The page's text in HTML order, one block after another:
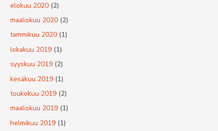
elokuu 2020 (2)
maaliskuu 2020 (2)
tammikuu 2020 (1)
lokakuu 2019 (1)
syyskuu 2019 (2)
kesäkuu 2019 (1)
toukokuu 2019 (2)
maaliskuu 2019 (1)
helmikuu 2019 (1)